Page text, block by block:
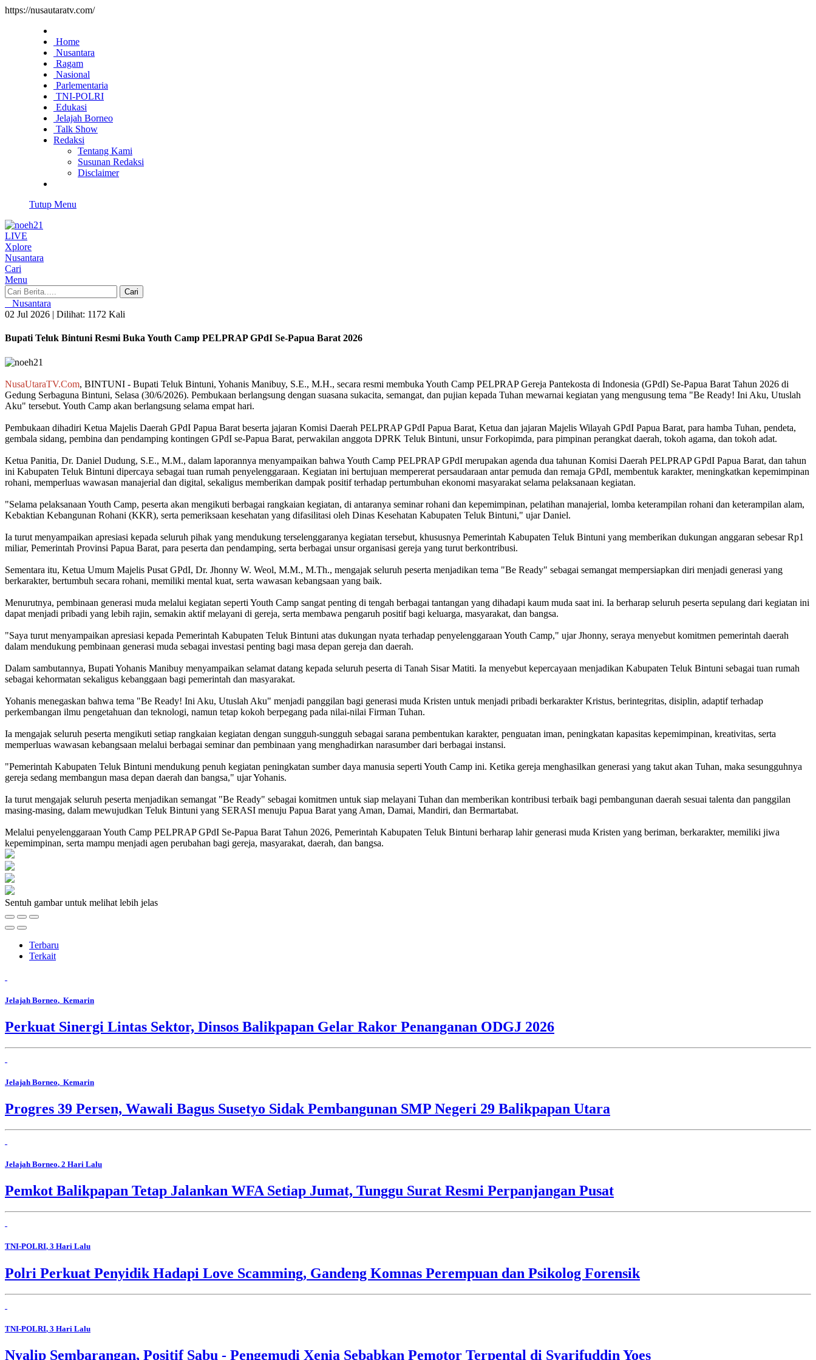
https://nusautaratv.com/
Home
Nusantara
Ragam
Nasional
Parlementaria
TNI-POLRI
Edukasi
Jelajah Borneo
Talk Show
Redaksi
Tentang Kami
Susunan Redaksi
Disclaimer
Tutup Menu
LIVE
Xplore
Nusantara
Cari
Menu
Cari
Nusantara
02 Jul 2026 | Dilihat: 1172 Kali
Bupati Teluk Bintuni Resmi Buka Youth Camp PELPRAP GPdI Se-Papua Barat 2026
NusaUtaraTV.Com, BINTUNI - Bupati Teluk Bintuni, Yohanis Manibuy, S.E., M.H., secara resmi membuka Youth Camp PELPRAP Gereja Pantekosta di Indonesia (GPdI) Se-Papua Barat Tahun 2026 di
Gedung Serbaguna Bintuni, Selasa (30/6/2026). Pembukaan berlangsung dengan suasana sukacita, semangat, dan pujian kepada Tuhan mewarnai kegiatan yang mengusung tema "Be Ready! Ini Aku, Utuslah
Aku" tersebut. Youth Camp akan berlangsung selama empat hari.
Pembukaan dihadiri Ketua Majelis Daerah GPdI Papua Barat beserta jajaran Komisi Daerah PELPRAP GPdI Papua Barat, Ketua dan jajaran Majelis Wilayah GPdI Papua Barat, para hamba Tuhan, pendeta,
gembala sidang, pembina dan pendamping kontingen GPdI se-Papua Barat, perwakilan anggota DPRK Teluk Bintuni, unsur Forkopimda, para pimpinan perangkat daerah, tokoh agama, dan tokoh adat.
Ketua Panitia, Dr. Daniel Dudung, S.E., M.M., dalam laporannya menyampaikan bahwa Youth Camp PELPRAP GPdI merupakan agenda dua tahunan Komisi Daerah PELPRAP GPdI Papua Barat, dan tahun
ini Kabupaten Teluk Bintuni dipercaya sebagai tuan rumah penyelenggaraan. Kegiatan ini bertujuan mempererat persaudaraan antar pemuda dan remaja GPdI, membentuk karakter, meningkatkan kepemimpinan
rohani, memperluas wawasan manajerial dan digital, sekaligus memberikan dampak positif terhadap pertumbuhan ekonomi masyarakat selama pelaksanaan kegiatan.
"Selama pelaksanaan Youth Camp, peserta akan mengikuti berbagai rangkaian kegiatan, di antaranya seminar rohani dan kepemimpinan, pelatihan manajerial, lomba keterampilan rohani dan keterampilan alam,
Kebaktian Kebangunan Rohani (KKR), serta pemeriksaan kesehatan yang difasilitasi oleh Dinas Kesehatan Kabupaten Teluk Bintuni," ujar Daniel.
Ia turut menyampaikan apresiasi kepada seluruh pihak yang mendukung terselenggaranya kegiatan tersebut, khususnya Pemerintah Kabupaten Teluk Bintuni yang memberikan dukungan anggaran sebesar Rp1
miliar, Pemerintah Provinsi Papua Barat, para peserta dan pendamping, serta berbagai unsur organisasi gereja yang turut berkontribusi.
Sementara itu, Ketua Umum Majelis Pusat GPdI, Dr. Jhonny W. Weol, M.M., M.Th., mengajak seluruh peserta menjadikan tema "Be Ready" sebagai semangat mempersiapkan diri menjadi generasi yang
berkarakter, bertumbuh secara rohani, memiliki mental kuat, serta wawasan kebangsaan yang baik.
Menurutnya, pembinaan generasi muda melalui kegiatan seperti Youth Camp sangat penting di tengah berbagai tantangan yang dihadapi kaum muda saat ini. Ia berharap seluruh peserta sepulang dari kegiatan ini
dapat menjadi pribadi yang lebih rajin, semakin aktif melayani di gereja, serta membawa pengaruh positif bagi keluarga, masyarakat, dan bangsa.
"Saya turut menyampaikan apresiasi kepada Pemerintah Kabupaten Teluk Bintuni atas dukungan nyata terhadap penyelenggaraan Youth Camp," ujar Jhonny, seraya menyebut komitmen pemerintah daerah
dalam mendukung pembinaan generasi muda sebagai investasi penting bagi masa depan gereja dan daerah.
Dalam sambutannya, Bupati Yohanis Manibuy menyampaikan selamat datang kepada seluruh peserta di Tanah Sisar Matiti. Ia menyebut kepercayaan menjadikan Kabupaten Teluk Bintuni sebagai tuan rumah
sebagai kehormatan sekaligus kebanggaan bagi pemerintah dan masyarakat.
Yohanis menegaskan bahwa tema "Be Ready! Ini Aku, Utuslah Aku" menjadi panggilan bagi generasi muda Kristen untuk menjadi pribadi berkarakter Kristus, berintegritas, disiplin, adaptif terhadap
perkembangan ilmu pengetahuan dan teknologi, namun tetap kokoh berpegang pada nilai-nilai Firman Tuhan.
Ia mengajak seluruh peserta mengikuti setiap rangkaian kegiatan dengan sungguh-sungguh sebagai sarana pembentukan karakter, penguatan iman, peningkatan kapasitas kepemimpinan, kreativitas, serta
memperluas wawasan kebangsaan melalui berbagai seminar dan pembinaan yang menghadirkan narasumber dari berbagai instansi.
"Pemerintah Kabupaten Teluk Bintuni mendukung penuh kegiatan peningkatan sumber daya manusia seperti Youth Camp ini. Ketika gereja menghasilkan generasi yang takut akan Tuhan, maka sesungguhnya
gereja sedang membangun masa depan daerah dan bangsa," ujar Yohanis.
Ia turut mengajak seluruh peserta menjadikan semangat "Be Ready" sebagai komitmen untuk siap melayani Tuhan dan memberikan kontribusi terbaik bagi pembangunan daerah sesuai talenta dan panggilan
masing-masing, dalam mewujudkan Teluk Bintuni yang SERASI menuju Papua Barat yang Aman, Damai, Mandiri, dan Bermartabat.
Melalui penyelenggaraan Youth Camp PELPRAP GPdI Se-Papua Barat Tahun 2026, Pemerintah Kabupaten Teluk Bintuni berharap lahir generasi muda Kristen yang beriman, berkarakter, memiliki jiwa
kepemimpinan, serta mampu menjadi agen perubahan bagi gereja, masyarakat, daerah, dan bangsa.
Sentuh gambar untuk melihat lebih jelas
Terbaru
Terkait
Jelajah Borneo, Kemarin
Perkuat Sinergi Lintas Sektor, Dinsos Balikpapan Gelar Rakor Penanganan ODGJ 2026
Jelajah Borneo, Kemarin
Progres 39 Persen, Wawali Bagus Susetyo Sidak Pembangunan SMP Negeri 29 Balikpapan Utara
Jelajah Borneo, 2 Hari Lalu
Pemkot Balikpapan Tetap Jalankan WFA Setiap Jumat, Tunggu Surat Resmi Perpanjangan Pusat
TNI-POLRI, 3 Hari Lalu
Polri Perkuat Penyidik Hadapi Love Scamming, Gandeng Komnas Perempuan dan Psikolog Forensik
TNI-POLRI, 3 Hari Lalu
Nyalip Sembarangan, Positif Sabu - Pengemudi Xenia Sebabkan Pemotor Terpental di Syarifuddin Yoes